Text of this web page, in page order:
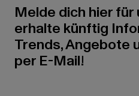
Melde dich hier
erhalte künftig
Trends, Angebote
per E-Mail!